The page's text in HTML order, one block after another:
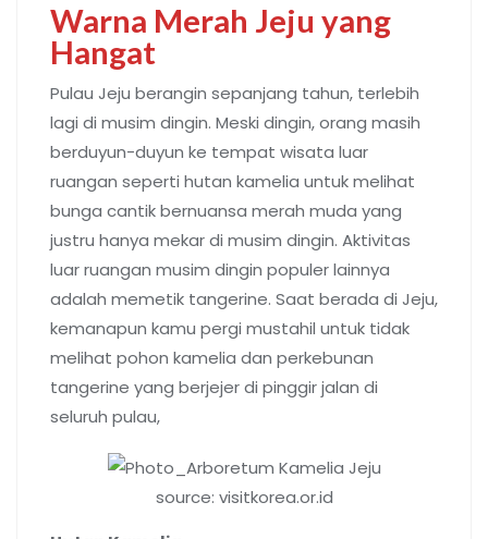
Warna Merah Jeju yang
Hangat
Pulau Jeju berangin sepanjang tahun, terlebih
lagi di musim dingin. Meski dingin, orang masih
berduyun-duyun ke tempat wisata luar
ruangan seperti hutan kamelia untuk melihat
bunga cantik bernuansa merah muda yang
justru hanya mekar di musim dingin. Aktivitas
luar ruangan musim dingin populer lainnya
adalah memetik tangerine. Saat berada di Jeju,
kemanapun kamu pergi mustahil untuk tidak
melihat pohon kamelia dan perkebunan
tangerine yang berjejer di pinggir jalan di
seluruh pulau,
source: visitkorea.or.id